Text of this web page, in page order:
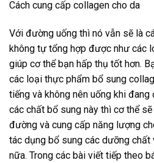
Cách cung cấp collagen cho da
Với đường uống thì nó vẫn sẽ là
không tự tổng hợp được như các
giúp cơ thể bạn hấp thụ tốt hơn.
các loại thực phẩm bổ sung
tiếng và không nên uống khi
các chất bổ sung này thì cơ thể
đường và cung cấp năng lượng
tác dụng bổ sung các dưỡng chất
nữa. Trong các bài viết tiếp theo